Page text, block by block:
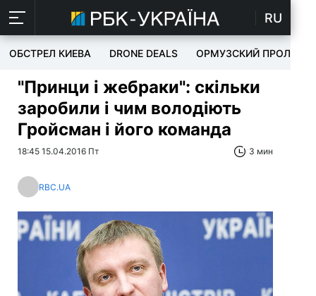
RU
ОБСТРЕЛ КИЕВА DRONE DEALS ОРМУЗСКИЙ ПРОЛИВ
"Принци і жебраки": скільки
заробили і чим володіють
Гройсман і його команда
18:45 15.04.2016 Пт 3 мин
RBC.UA